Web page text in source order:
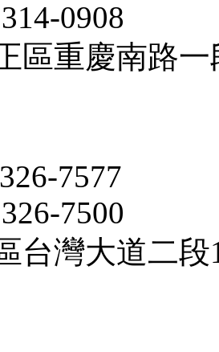
0908
區重慶南路一
7577
7500
台灣大道二段